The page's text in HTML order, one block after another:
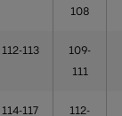
108
112-113
109-
111
114-117 112-